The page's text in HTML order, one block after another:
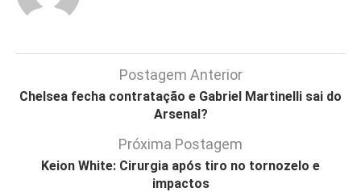
Postagem Anterior
Chelsea fecha contratação e Gabriel Martinelli sai do
Arsenal?
Próxima Postagem
Keion White: Cirurgia após tiro no tornozelo e
impactos